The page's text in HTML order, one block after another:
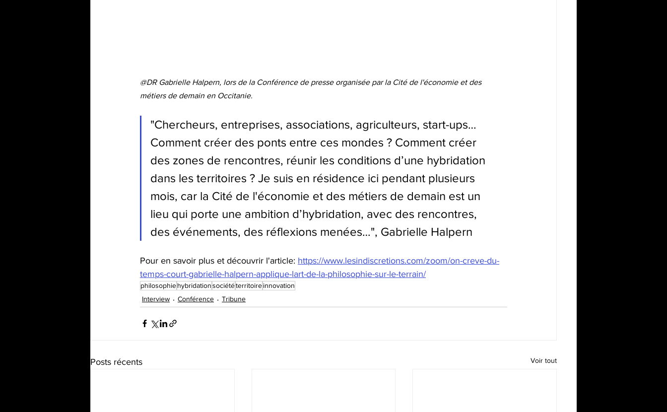
@DR Gabrielle Halpern, lors de la Conférence de presse organisée par la Cité de l'économie et des
métiers de demain en Occitanie.
"Chercheurs, entreprises, associations, agriculteurs, start-ups…
Comment créer des ponts entre ces mondes ? Comment créer
des zones de rencontres, réunir les conditions d’une hybridation
dans les territoires ? Je suis en résidence ici pendant plusieurs
mois, car la Cité de l'économie et des métiers de demain est un
lieu qui porte une ambition d’hybridation, avec des rencontres,
des événements, des réflexions menées…", Gabrielle Halpern
Pour en savoir plus et découvrir l'article: https://www.lesindiscretions.com/zoom/on-creve-du-
temps-court-gabrielle-halpern-applique-lart-de-la-philosophie-sur-le-terrain/
philosophiehybridationsociététerritoireinnovation
Interview
Conférence Tribune
Posts récents Voir tout